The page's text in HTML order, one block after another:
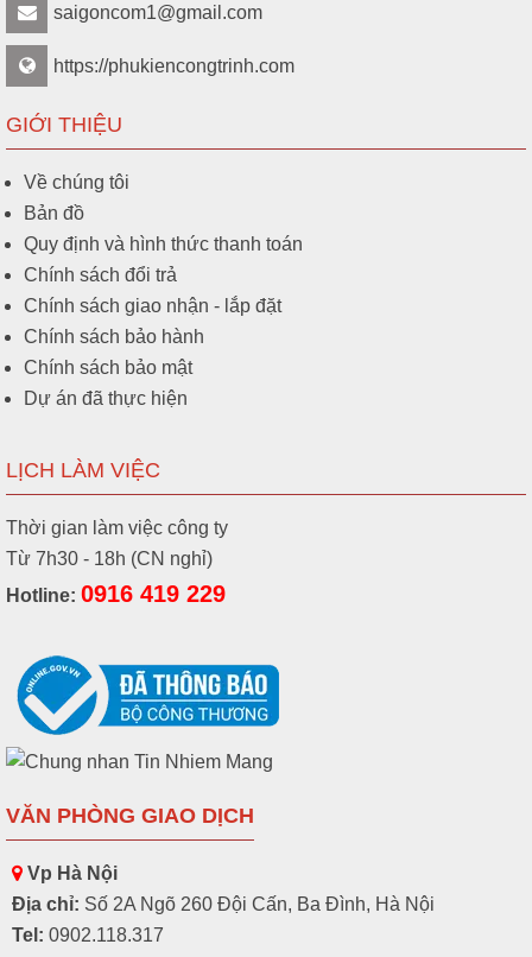
saigoncom1@gmail.com
https://phukiencongtrinh.com
GIỚI THIỆU
Về chúng tôi
Bản đồ
Quy định và hình thức thanh toán
Chính sách đổi trả
Chính sách giao nhận - lắp đặt
Chính sách bảo hành
Chính sách bảo mật
Dự án đã thực hiện
LỊCH LÀM VIỆC
Thời gian làm việc công ty
Từ 7h30 - 18h (CN nghỉ)
Hotline: 0916 419 229
VĂN PHÒNG GIAO DỊCH
Vp Hà Nội
Địa chỉ: Số 2A Ngõ 260 Đội Cấn, Ba Đình, Hà Nội
Tel: 0902.118.317